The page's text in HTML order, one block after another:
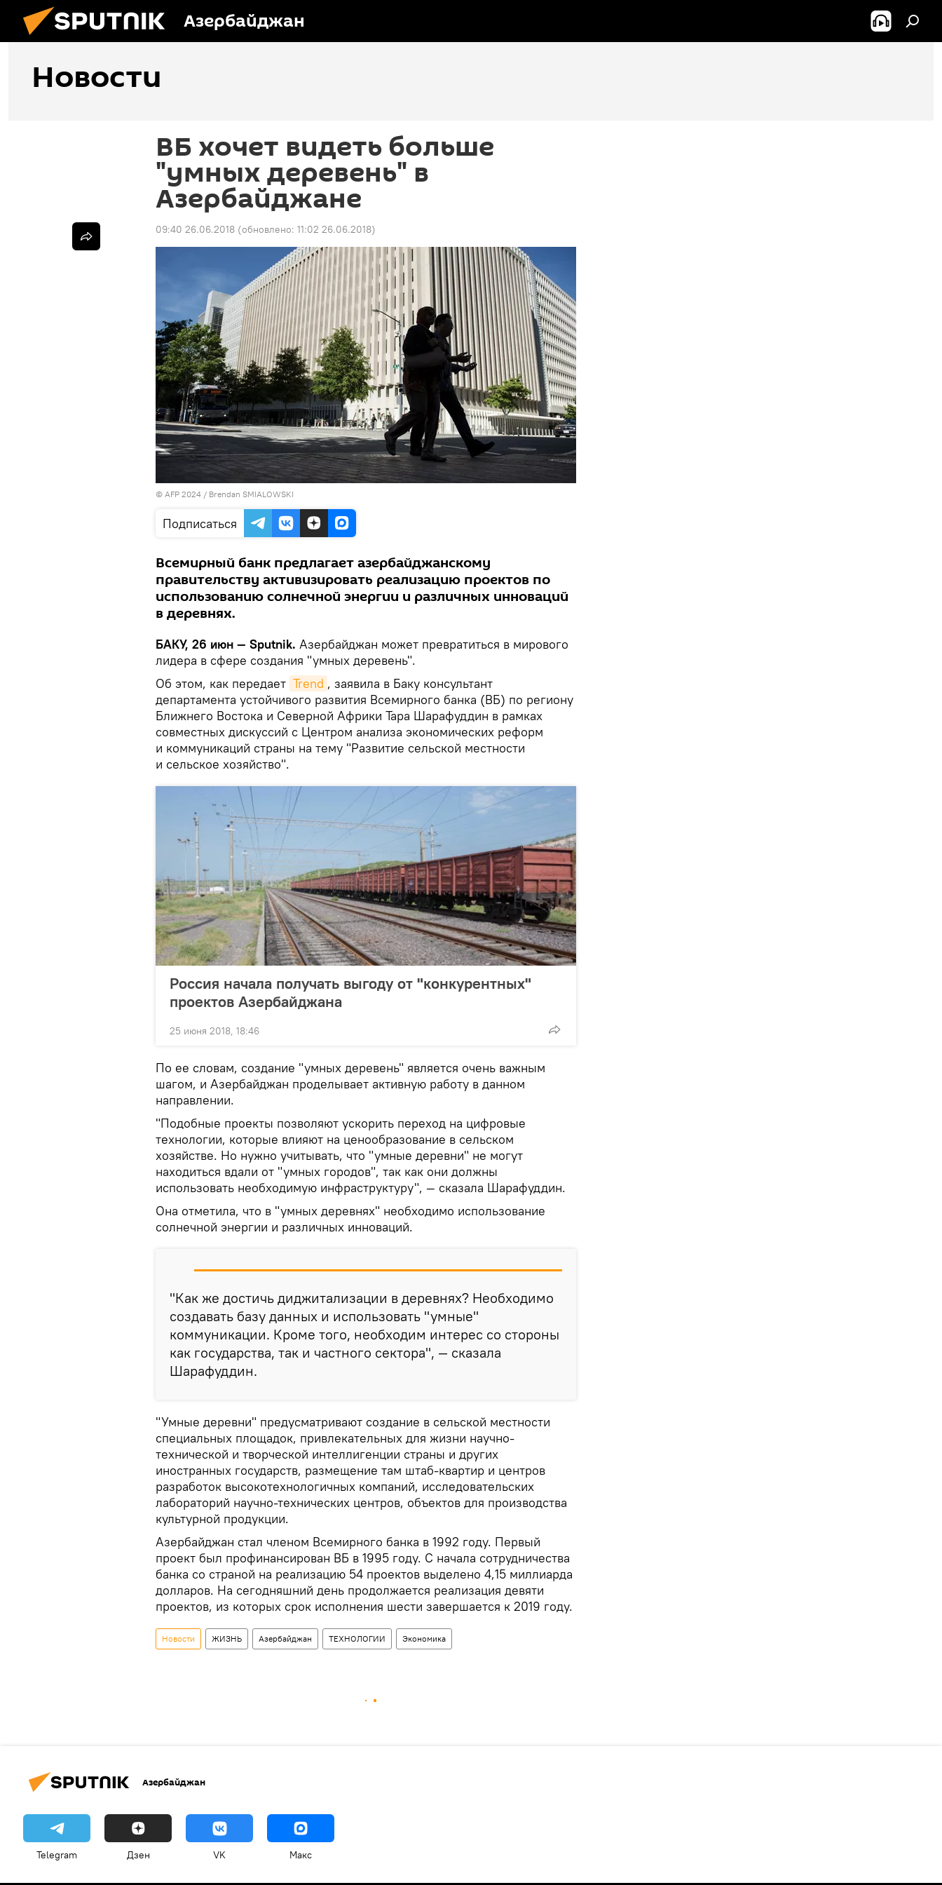
Азербайджан
Новости
ВБ хочет видеть больше
"умных деревень" в
Азербайджане
09:40 26.06.2018 (обновлено: 11:02 26.06.2018)
© AFP 2024 / Brendan SMIALOWSKI
Подписаться
Всемирный банк предлагает азербайджанскому
правительству активизировать реализацию проектов по
использованию солнечной энергии и различных инноваций
в деревнях.
БАКУ, 26 июн — Sputnik. Азербайджан может превратиться в мирового
лидера в сфере создания "умных деревень".
Об этом, как передает Trend , заявила в Баку консультант
департамента устойчивого развития Всемирного банка (ВБ) по региону
Ближнего Востока и Северной Африки Тара Шарафуддин в рамках
совместных дискуссий с Центром анализа экономических реформ
и коммуникаций страны на тему "Развитие сельской местности
и сельское хозяйство".
Россия начала получать выгоду от "конкурентных"
проектов Азербайджана
25 июня 2018, 18:46
По ее словам, создание "умных деревень" является очень важным
шагом, и Азербайджан проделывает активную работу в данном
направлении.
"Подобные проекты позволяют ускорить переход на цифровые
технологии, которые влияют на ценообразование в сельском
хозяйстве. Но нужно учитывать, что "умные деревни" не могут
находиться вдали от "умных городов", так как они должны
использовать необходимую инфраструктуру", — сказала Шарафуддин.
Она отметила, что в "умных деревнях" необходимо использование
солнечной энергии и различных инноваций.
"Как же достичь диджитализации в деревнях? Необходимо
создавать базу данных и использовать "умные"
коммуникации. Кроме того, необходим интерес со стороны
как государства, так и частного сектора", — сказала
Шарафуддин.
"Умные деревни" предусматривают создание в сельской местности
специальных площадок, привлекательных для жизни научно-
технической и творческой интеллигенции страны и других
иностранных государств, размещение там штаб-квартир и центров
разработок высокотехнологичных компаний, исследовательских
лабораторий научно-технических центров, объектов для производства
культурной продукции.
Азербайджан стал членом Всемирного банка в 1992 году. Первый
проект был профинансирован ВБ в 1995 году. С начала сотрудничества
банка со страной на реализацию 54 проектов выделено 4,15 миллиарда
долларов. На сегодняшний день продолжается реализация девяти
проектов, из которых срок исполнения шести завершается к 2019 году.
Новости ЖИЗНЬ Азербайджан ТЕХНОЛОГИИ Экономика
Азербайджан
Telegram Дзен VK Макс